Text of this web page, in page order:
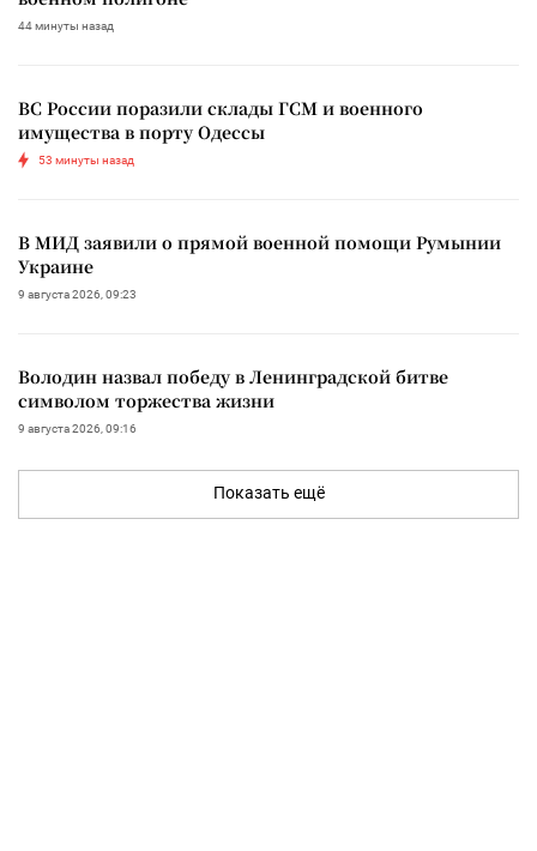
44 минуты назад
ВС России поразили склады ГСМ и военного
имущества в порту Одессы
53 минуты назад
В МИД заявили о прямой военной помощи Румынии
Украине
9 августа 2026, 09:23
Володин назвал победу в Ленинградской битве
символом торжества жизни
9 августа 2026, 09:16
Показать ещё